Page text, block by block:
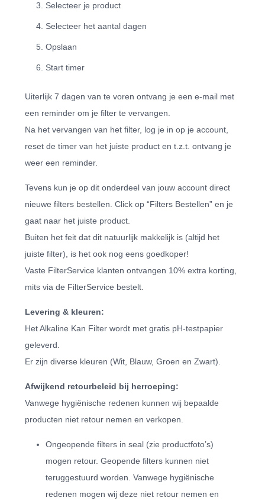
Selecteer je product
Selecteer het aantal dagen
Opslaan
Start timer
Uiterlijk 7 dagen van te voren ontvang je een e-mail met
een reminder om je filter te vervangen.
Na het vervangen van het filter, log je in op je account,
reset de timer van het juiste product en t.z.t. ontvang je
weer een reminder.
Tevens kun je op dit onderdeel van jouw account direct
nieuwe filters bestellen. Click op “Filters Bestellen” en je
gaat naar het juiste product.
Buiten het feit dat dit natuurlijk makkelijk is (altijd het
juiste filter), is het ook nog eens goedkoper!
Vaste FilterService klanten ontvangen 10% extra korting,
mits via de FilterService bestelt.
Levering & kleuren:
Het Alkaline Kan Filter wordt met gratis pH-testpapier
geleverd.
Er zijn diverse kleuren (Wit, Blauw, Groen en Zwart).
Afwijkend retourbeleid bij herroeping:
Vanwege hygiënische redenen kunnen wij bepaalde
producten niet retour nemen en verkopen.
Ongeopende filters in seal (zie productfoto’s)
mogen retour. Geopende filters kunnen niet
teruggestuurd worden. Vanwege hygiënische
redenen mogen wij deze niet retour nemen en